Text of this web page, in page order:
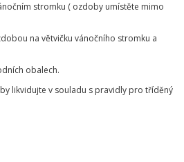
stromku ( ozdoby umístěte mimo
na větvičku vánočního stromku a
obalech.
likvidujte v souladu s pravidly pro tříděný